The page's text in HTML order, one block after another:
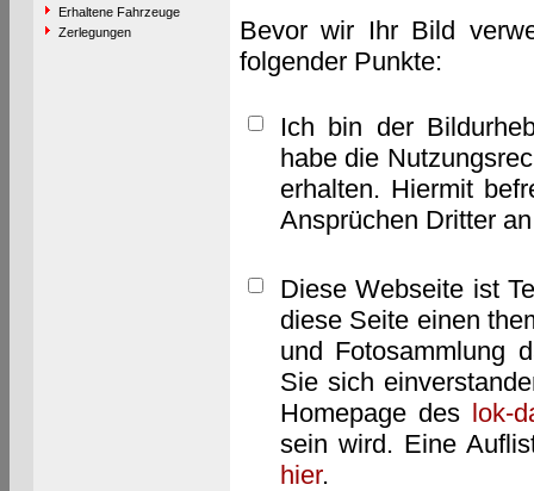
Erhaltene Fahrzeuge
Zerlegungen
Bevor wir Ihr Bild
folgender Punkte:
Ich bin der
habe die
erhalten. Hiermit
Ansprüchen Dritter
Diese Webseite ist
diese Seite einen
und Fotosammlung
Sie sich
Homepage des lok-
sein wird. Eine
hier.